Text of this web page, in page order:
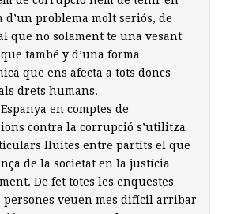
d’un problema molt seriós, de
que no solament te una vesant
també y d’una forma
que ens afecta a tots doncs
drets humans.
en comptes de
contra la corrupció s’utilitza
lluites entre partits el que
de la societat en la justícia
De fet totes les enquestes
veuen mes difícil arribar